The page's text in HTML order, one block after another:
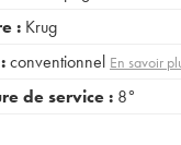
: Krug
conventionnel En savoir
de service : 8°